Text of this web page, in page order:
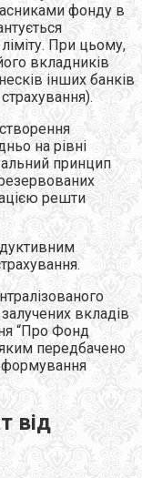
фонду в
При цьому,
вкладників
інших банків
на рівні
принцип
решти
вкладів
“Про Фонд
яким передбачено
формування
від